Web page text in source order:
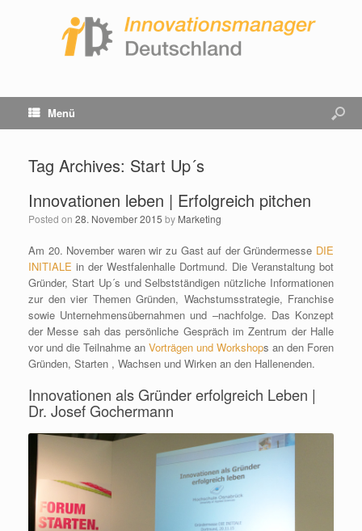
Menü
Tag Archives: Start Up´s
Innovationen leben | Erfolgreich pitchen
Posted on 28. November 2015 by Marketing
Am 20. November waren wir zu Gast auf der Gründermesse DIE
INITIALE in der Westfalenhalle Dortmund. Die Veranstaltung bot
Gründer, Start Up´s und Selbstständigen nützliche Informationen
zur den vier Themen Gründen, Wachstumsstrategie, Franchise
sowie Unternehmensübernahmen und –nachfolge. Das Konzept
der Messe sah das persönliche Gespräch im Zentrum der Halle
vor und die Teilnahme an Vorträgen und Workshops an den Foren
Gründen, Starten , Wachsen und Wirken an den Hallenenden.
Innovationen als Gründer erfolgreich Leben |
Dr. Josef Gochermann